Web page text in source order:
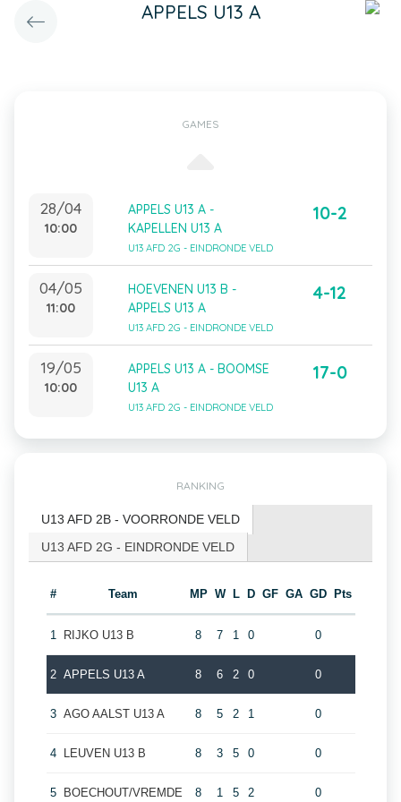
APPELS U13 A
GAMES
28/04
10:00
APPELS U13 A -
KAPELLEN U13 A
U13 AFD 2G - EINDRONDE VELD
10-2
04/05
11:00
HOEVENEN U13 B -
APPELS U13 A
U13 AFD 2G - EINDRONDE VELD
4-12
19/05
10:00
APPELS U13 A - BOOMSE
U13 A
U13 AFD 2G - EINDRONDE VELD
17-0
RANKING
U13 AFD 2B - VOORRONDE VELD
U13 AFD 2G - EINDRONDE VELD
# Team MP W L D GF GA GD Pts
1 RIJKO U13 B 8 7 1 0 0
2 APPELS U13 A 8 6 2 0 0
3 AGO AALST U13 A 8 5 2 1 0
4 LEUVEN U13 B 8 3 5 0 0
5 BOECHOUT/VREMDE 8 1 5 2 0